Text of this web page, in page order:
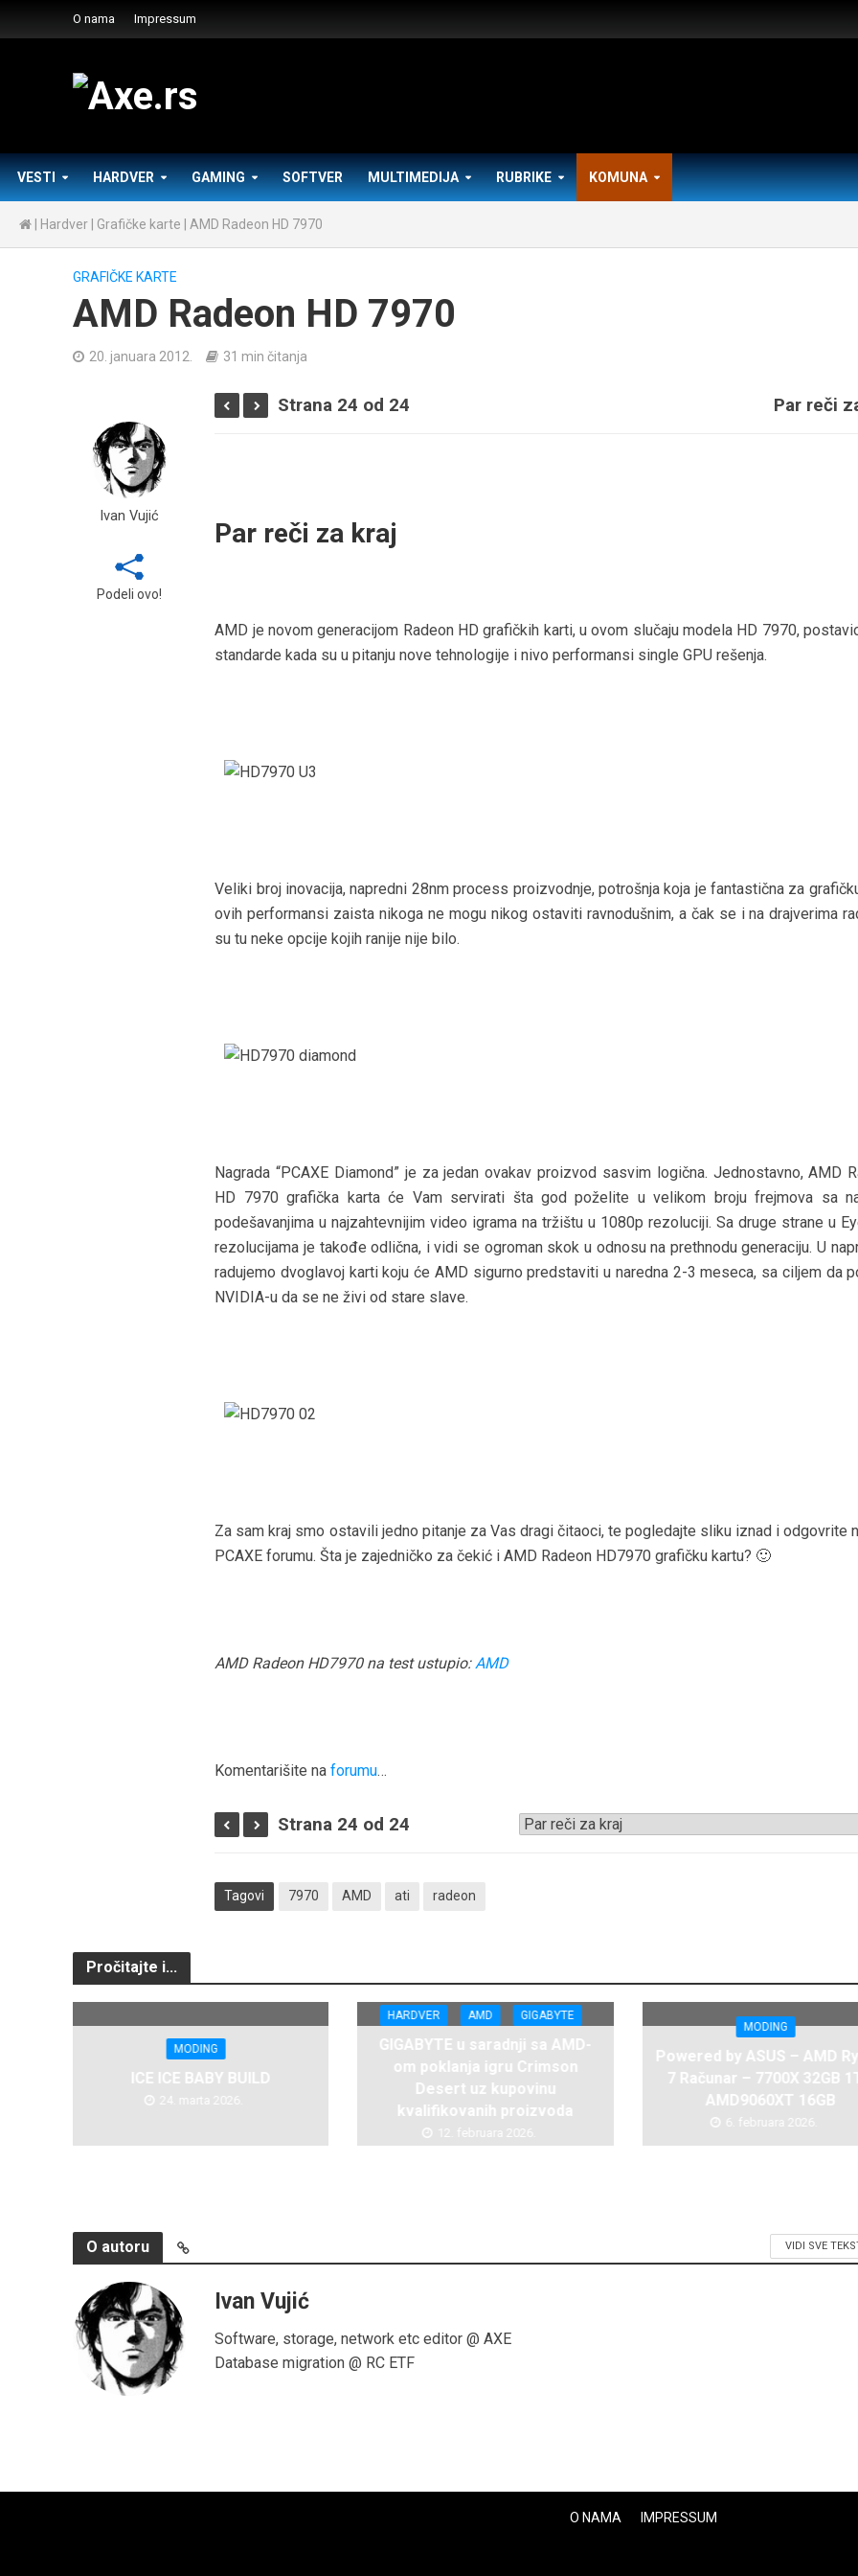
O nama Impressum
VESTI HARDVER GAMING SOFTVER MULTIMEDIJA RUBRIKE KOMUNA
Hardver Grafičke karte AMD Radeon HD 7970
GRAFIČKE KARTE
AMD Radeon HD 7970
20. januara 2012. 31 min čitanja
Ivan Vujić
Podeli ovo!
Strana 24 od 24 Par reči
Par reči za kraj
AMD je novom generacijom Radeon HD grafičkih karti, u ovom slučaju modela HD 7970,
standarde kada su u pitanju nove tehnologije i nivo performansi single GPU rešenja.
Veliki broj inovacija, napredni 28nm process proizvodnje, potrošnja koja je fantastična za
ovih performansi zaista nikoga ne mogu nikog ostaviti ravnodušnim, a čak se i na drajverima
su tu neke opcije kojih ranije nije bilo.
Nagrada “PCAXE Diamond” je za jedan ovakav proizvod sasvim logična. Jednostavno, AMD
HD 7970 grafička karta će Vam servirati šta god poželite u velikom broju frejmova sa
podešavanjima u najzahtevnijim video igrama na tržištu u 1080p rezoluciji. Sa druge strane u
rezolucijama je takođe odlična, i vidi se ogroman skok u odnosu na prethnodu generaciju. U
radujemo dvoglavoj karti koju će AMD sigurno predstaviti u naredna 2-3 meseca, sa ciljem da
NVIDIA-u da se ne živi od stare slave.
Za sam kraj smo ostavili jedno pitanje za Vas dragi čitaoci, te pogledajte sliku iznad i odgovrite
PCAXE forumu. Šta je zajedničko za čekić i AMD Radeon HD7970 grafičku kartu? 🙂
AMD Radeon HD7970 na test ustupio:AMD
Komentarišite naforumu…
Strana 24 od 24
Tagovi 7970 AMD ati radeon
Pročitajte i...
MODING
ICE ICE BABY BUILD
24. marta 2026.
HARDVER AMD GIGABYTE
GIGABYTE u saradnji sa AMD-
om poklanja igru Crimson
Desert uz kupovinu
kvalifikovanih proizvoda
12. februara 2026.
MODING
Powered by ASUS – AMD
7 Računar – 7700X 32GB
AMD9060XT 16GB
6. februara 2026.
O autoru VIDI SVE
Ivan Vujić
Software, storage, network etc editor @ AXE
Database migration @ RC ETF
O NAMA IMPRESSUM